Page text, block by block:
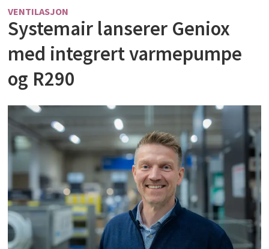
VENTILASJON
Systemair lanserer Geniox
med integrert varmepumpe
og R290